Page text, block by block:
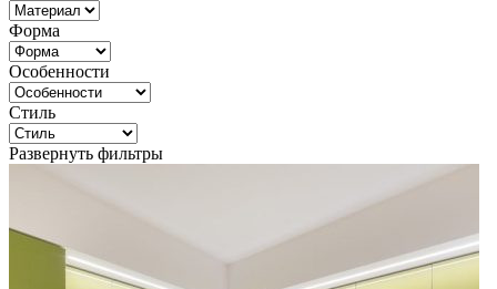
Форма
Особенности
Стиль
Развернуть фильтры